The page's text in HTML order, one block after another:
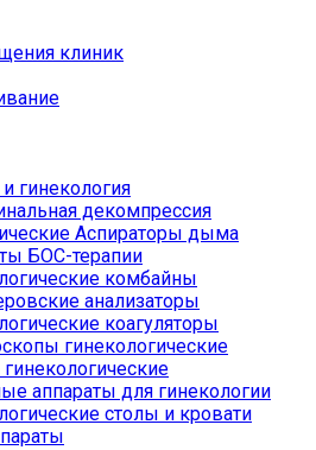
клиник
гинекология
декомпрессия
Аспираторы дыма
БОС-терапии
комбайны
анализаторы
коагуляторы
гинекологические
аппараты для гинекологии
столы и кровати